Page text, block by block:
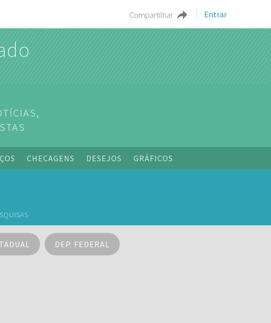
Compartilhar Entrar
CHECAGENS DESEJOS GRÁFICOS
DEP. FEDERAL